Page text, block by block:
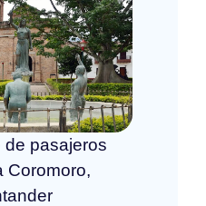
de pasajeros
Coromoro,